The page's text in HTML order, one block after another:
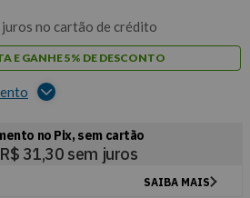
juros no cartão de crédito
E GANHE 5% DE DESCONTO